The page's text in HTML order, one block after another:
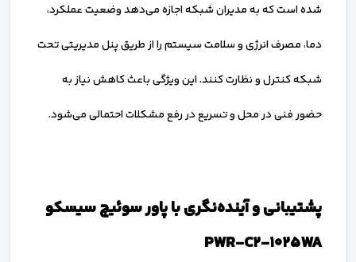
شده است که به مدیران شبکه اجازه می‌دهد وضعیت عملکرد،
دما، مصرف انرژی و سلامت سیستم را از طریق پنل مدیریتی تحت
شبکه کنترل و نظارت کنند. این ویژگی باعث کاهش نیاز به
حضور فنی در محل و تسریع در رفع مشکلات احتمالی می‌شود.
پشتیبانی و آینده‌نگری با پاور سوئیچ سیسکو
PWR-C2-1025WA